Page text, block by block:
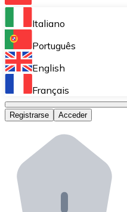
Bitnovo Ramp
Integra nuestra
Bitnovo Giftcards
Bitnovo OTC
Bitnovo ATM
Integra un ATM
Bitnovo API
Italiano
Português
English
Français
Registrarse Acceder